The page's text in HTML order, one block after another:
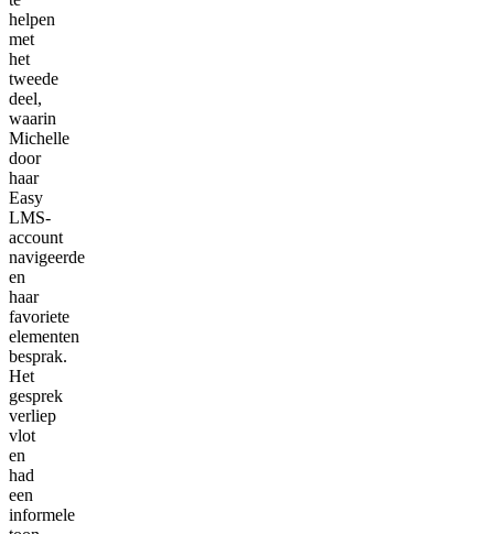
helpen
met
het
tweede
deel,
waarin
Michelle
door
haar
Easy
LMS-
account
navigeerde
en
haar
favoriete
elementen
besprak.
Het
gesprek
verliep
vlot
en
had
een
informele